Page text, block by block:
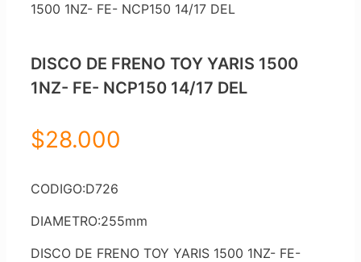
1500 1NZ- FE- NCP150 14/17 DEL
DISCO DE FRENO TOY YARIS 1500
1NZ- FE- NCP150 14/17 DEL
$28.000
CODIGO:D726
DIAMETRO:255mm
DISCO DE FRENO TOY YARIS 1500 1NZ- FE-